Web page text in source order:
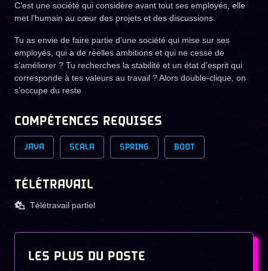
C’est une société qui considère avant tout ses employés, elle
met l’humain au cœur des projets et des discussions.
Tu as envie de faire partie d’une société qui mise sur ses
employés, qui a de réelles ambitions et qui ne cesse de
s’améliorer ? Tu recherches la stabilité et un état d’esprit qui
corresponde à tes valeurs au travail ? Alors double-clique, on
s’occupe du reste
COMPÉTENCES REQUISES
JAVA SCALA SPRING BOOT
TÉLÉTRAVAIL
Télétravail partiel
LES PLUS DU POSTE